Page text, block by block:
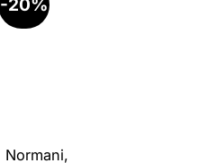
Normani,